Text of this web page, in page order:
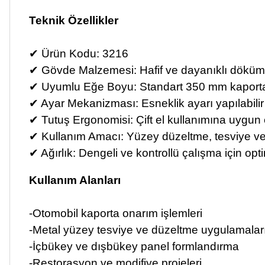
Teknik Özellikler
✔ Ürün Kodu: 3216
✔ Gövde Malzemesi: Hafif ve dayanıklı
✔ Uyumlu Eğe Boyu: Standart 350 mm
✔ Ayar Mekanizması: Esneklik ayarı
✔ Tutuş Ergonomisi: Çift el kullanımına
✔ Kullanım Amacı: Yüzey düzeltme, tesviye
✔ Ağırlık: Dengeli ve kontrollü çalışma için
Kullanım Alanları
-Otomobil kaporta onarım işlemleri
-Metal yüzey tesviye ve düzeltme
-İçbükey ve dışbükey panel formlandırma